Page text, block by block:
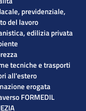
previdenziale,
del lavoro
edilizia privata
tecniche e trasporti
all'estero
erogata
FORMEDIL